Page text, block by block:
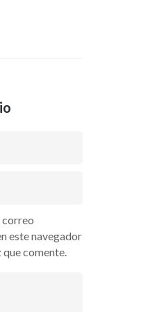
correo
este navegador
comente.